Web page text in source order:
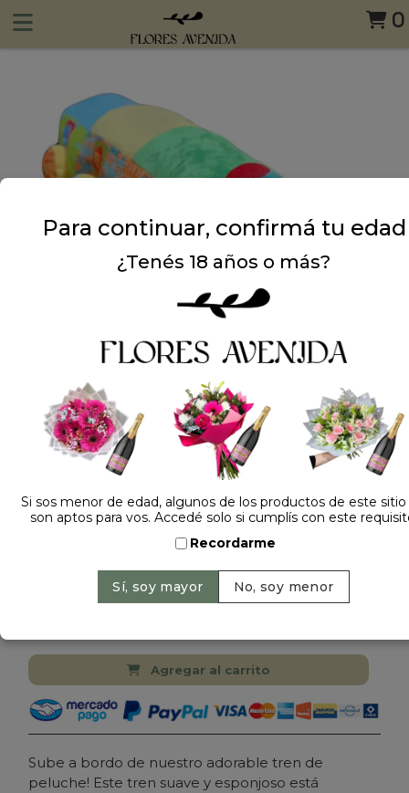
0
Dejá tu opinión
PELUCHE TREN 58674
Agregar al carrito
Sube a bordo de nuestro adorable tren de
peluche! Este tren suave y esponjoso está
Para continuar, confirmá tu edad
¿Tenés 18 años o más?
Si sos menor de edad, algunos de los productos de este
son aptos para vos. Accedé solo si cumplís con este
Recordarme